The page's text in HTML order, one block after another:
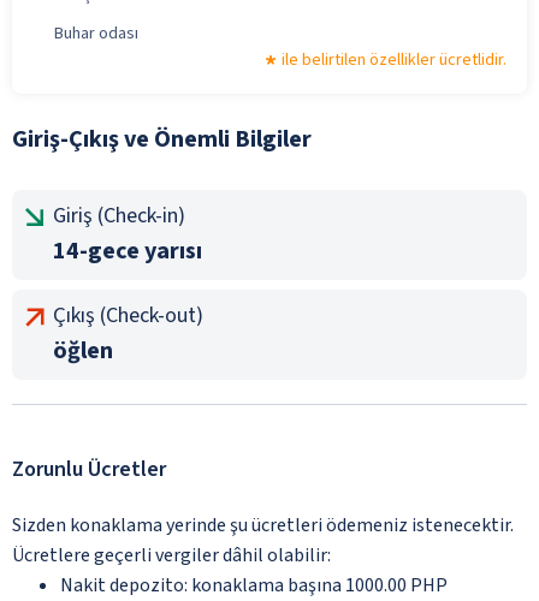
Buhar odası
ile belirtilen özellikler ücretlidir.
Giriş-Çıkış ve Önemli Bilgiler
Giriş (Check-in)
14-gece yarısı
Çıkış (Check-out)
öğlen
Zorunlu Ücretler
Sizden konaklama yerinde şu ücretleri ödemeniz istenecektir.
Ücretlere geçerli vergiler dâhil olabilir:
Nakit depozito: konaklama başına 1000.00 PHP